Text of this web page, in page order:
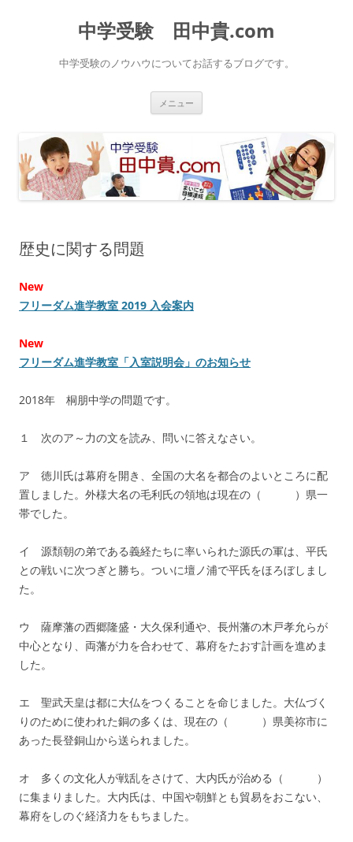
中学受験 田中貴.com
中学受験のノウハウについてお話するブログです。
メニュー
ス
キ
ッ
プ
歴史に関する問題
New
フリーダム進学教室 2019 入会案内
New
フリーダム進学教室「入室説明会」のお知らせ
2018年 桐朋中学の問題です。
１ 次のア～力の文を読み、問いに答えなさい。
ア 徳川氏は幕府を開き、全国の大名を都合のよいところに配
置しました。外様大名の毛利氏の領地は現在の（ ）県一
帯でした。
イ 源頽朝の弟である義経たちに率いられた源氏の軍は、平氏
との戦いに次つぎと勝ち。ついに壇ノ浦で平氏をほろぼしまし
た。
ウ 薩摩藩の西郷隆盛・大久保利通や、長州藩の木戸孝允らが
中心となり、両藩が力を合わせて、幕府をたおす計画を進めま
した。
エ 聖武天皇は都に大仏をつくることを命じました。大仏づく
りのために使われた銅の多くは、現在の（ ）県美祢市に
あった長登銅山から送られました。
オ 多くの文化人が戦乱をさけて、大内氏が治める（ ）
に集まりました。大内氏は、中国や朝鮮とも貿易をおこない、
幕府をしのぐ経済力をもちました。